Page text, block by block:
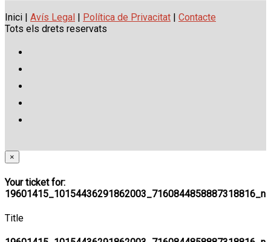
Inici | Avís Legal Política de Privacitat
Contacte
Tots els drets reservats
×
Your ticket for:
19601415_10154436291862003_7160844858887318816_n
Title